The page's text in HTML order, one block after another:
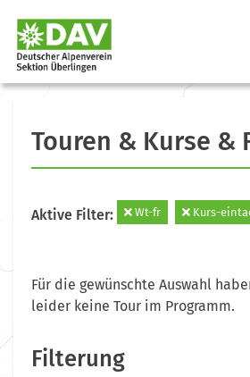
Touren & Kurse &
Aktive Filter: Wt-fr Kurs-
Für die gewünschte Auswahl
leider keine Tour im Programm.
Filterung